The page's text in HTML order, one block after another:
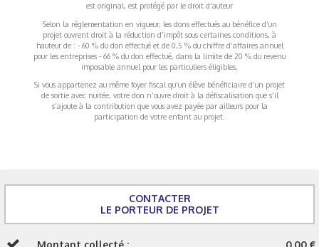
est original, est protégé par le droit d'auteur
Selon la réglementation en vigueur, les dons effectués au bénéfice d’un
projet ouvrent droit à la réduction d’impôt sous certaines conditions, à
hauteur de : - 60 % du don effectué et de 0,5 % du chiffre d’affaires annuel
pour les entreprises - 66 % du don effectué, dans la limite de 20 % du revenu
imposable annuel pour les particuliers éligibles.
Si vous appartenez au même foyer fiscal qu’un élève bénéficiaire d’un projet
de sortie avec nuitée, votre don n’ouvre droit à la défiscalisation que s’il
s’ajoute à la contribution que vous avez payée par ailleurs pour la
participation de votre enfant au projet.
CONTACTER
LE PORTEUR DE PROJET
Montant collecté : 0,00 €